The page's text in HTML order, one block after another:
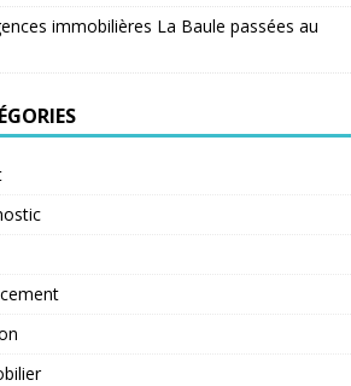
immobilières La Baule passées au